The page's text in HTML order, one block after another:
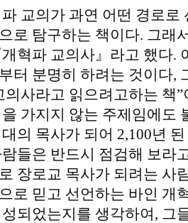
교의가 과연 어떤 경로
로 탐구하는 책이다. 그래
혁파 교의사』라고 했다.
터 분명히 하려는 것이다,
의사라고 읽으려고하는 책
가지지 않는 주제임에도
의 목사가 되어 2,100년
들은 반드시 점검해 보라
장로교 목사가 되려는 사
로 믿고 선언하는 바인 개
되었는지를 생각하여, 그